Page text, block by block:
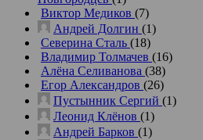
Виктор Медиков (7)
Андрей Долгин (1)
Северина Сталь (18)
Владимир Толмачев (16)
Алёна Селиванова (38)
Егор Александров (26)
Пустынник Сергий (1)
Леонид Клёнов (1)
Андрей Барков (1)